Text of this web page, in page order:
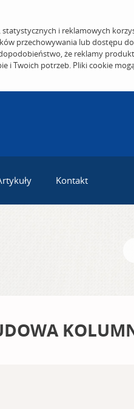
i reklamowych
przechowywania lub dostępu
że reklamy
i Twoich potrzeb. Pliki cookie
Kontakt